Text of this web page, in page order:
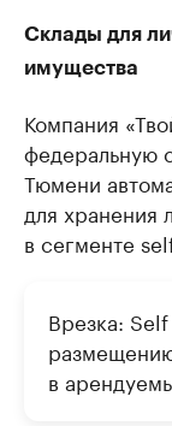
Склады для
имущества
Компания
федеральную
Тюмени
для хранения
в сегменте
Врезка:
в